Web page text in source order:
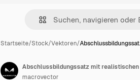
Startseite/Stock/Vektoren/
macrovector